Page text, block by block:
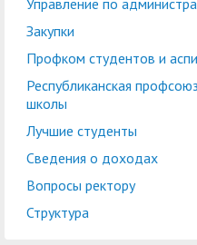
Международная
деятельность
Закупки
Республиканская
Центр тестирования
иностранных граждан
по русскому языку
Центр русского языка
Управление по
Закупки
Профком студентов и
Республиканская
школы
Лучшие студенты
Сведения о доходах
Вопросы ректору
Структура